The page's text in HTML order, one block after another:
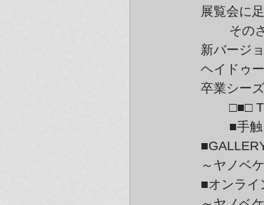
展覧会に
新バージ
ヘイドゥ
卒業シー
□■□
～ヤノベ
■オンライ